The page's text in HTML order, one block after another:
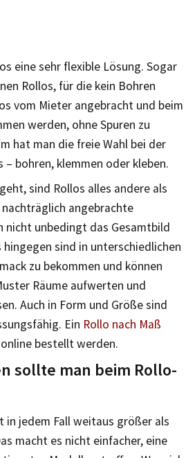
eine sehr flexible Lösung. Sogar
Rollos, für die kein Bohren
vom Mieter angebracht und beim
werden, ohne Spuren zu
hat man die freie Wahl bei der
– bohren, klemmen oder kleben.
sind Rollos alles andere als
angebrachte
nicht unbedingt das Gesamtbild
sind in unterschiedlichen
zu bekommen und können
Räume aufwerten und
Auch in Form und Größe sind
Ein Rollo nach Maß
bestellt werden.
sollte man beim Rollo-
in jedem Fall weitaus größer als
macht es nicht einfacher, eine